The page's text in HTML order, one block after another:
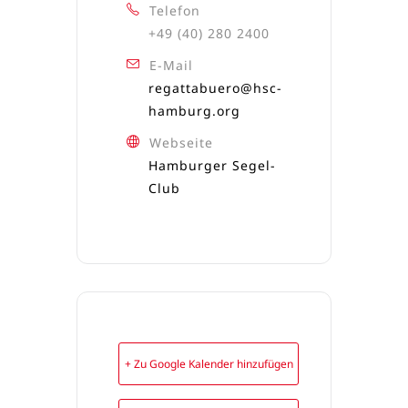
Telefon
+49 (40) 280 2400
E-Mail
regattabuero@hsc-
hamburg.org
Webseite
Hamburger Segel-
Club
+ Zu Google Kalender hinzufügen